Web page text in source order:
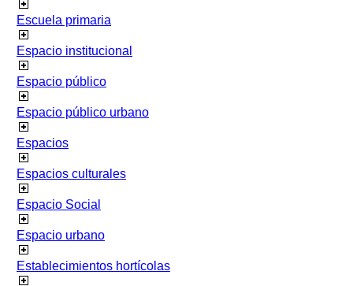
Escuela primaria
Espacio institucional
Espacio público
Espacio público urbano
Espacios
Espacios culturales
Espacio Social
Espacio urbano
Establecimientos hortícolas